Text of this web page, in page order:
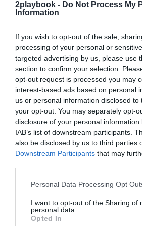
2playbook - Do Not Process My
Information
If you wish to opt-out of the sale,
processing of your personal or
targeted advertising by us, please use
section to confirm your selection.
opt-out request is processed you may
interest-based ads based on personal
us or personal information disclosed
your opt-out. You may separately opt-
disclosure of your personal
IAB’s list of downstream participants.
also be disclosed by us to third parties
Downstream Participants that may
Personal Data Processing Opt
I want to opt-out of the Sharing of
personal data.
Opted In
En cuanto a constancia y
Observatorio GOfit muestran que
sala, clases dirigidas o sesiones
centro deportivo. A ello, se suman
actividad moderada fuera del
prácticas como caminar a buen
movilidad o ejercicio físico de
embargo, para sostener este
conciliación se revela como la
dado que el 43,9%
de las
con niños, lo que condiciona la
tiempo para la práctica deportiva.
Además, hay que destacar el
de las usuarias opta por
acompañamiento profesional,
guía de un profesional, pero
último, el bienestar integral
usuarias en piscina y un59% en
“Estos datos confirman que las